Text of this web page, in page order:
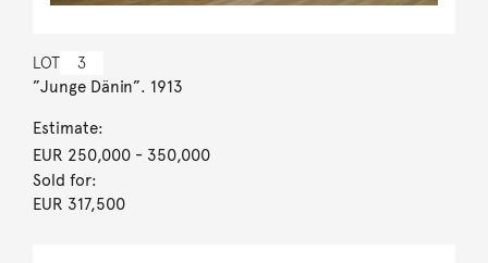
LOT 3
”Junge Dänin”. 1913
Estimate:
EUR 250,000- 350,000
Sold for:
EUR 317,500